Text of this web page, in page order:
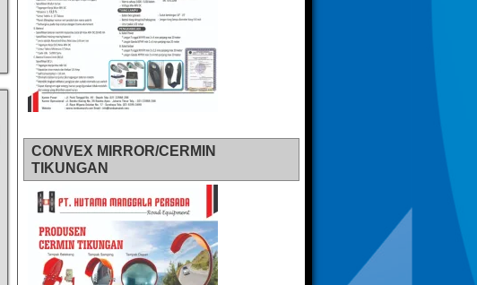
CONVEX MIRROR/CERMIN
TIKUNGAN